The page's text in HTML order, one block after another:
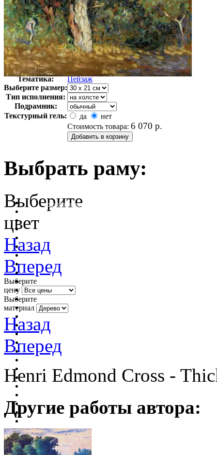
Автор:
Кросс Анри
Арт-стиль
Импрессионизм
Тематика:
Пейзаж
Выберите размер:
Тип исполнения:
Подрамник:
Текстурный гель:
да
нет
Стоимость товара: 6 070 р.
Выбрать раму:
очистить фильтр цвета
Выберите
цвет
Назад
Вперед
Выберите
цену
Выберите
материал
Назад
Вперед
Henri Edmond Cross -
Другие работы автора: